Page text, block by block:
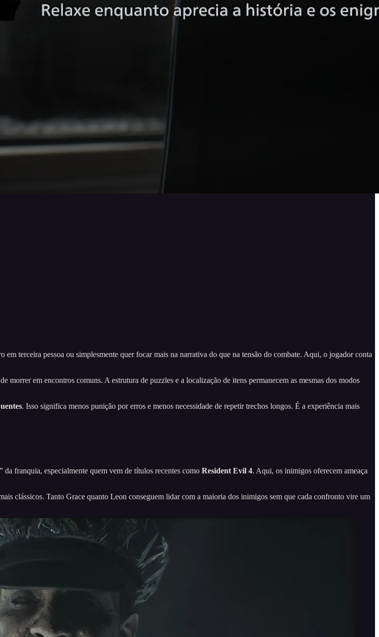
terceira pessoa ou simplesmente quer focar mais na narrativa do que na tensão do combate. Aqui, o jogador conta
em encontros comuns. A estrutura de puzzles e a localização de itens permanecem as mesmas dos modos
. Isso significa menos punição por erros e menos necessidade de repetir trechos longos. É a experiência mais
franquia, especialmente quem vem de títulos recentes como Resident Evil 4. Aqui, os inimigos oferecem ameaça
clássicos. Tanto Grace quanto Leon conseguem lidar com a maioria dos inimigos sem que cada confronto vire um